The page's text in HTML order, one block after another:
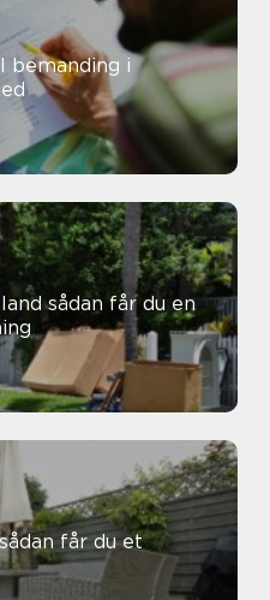
bemanding i
du en